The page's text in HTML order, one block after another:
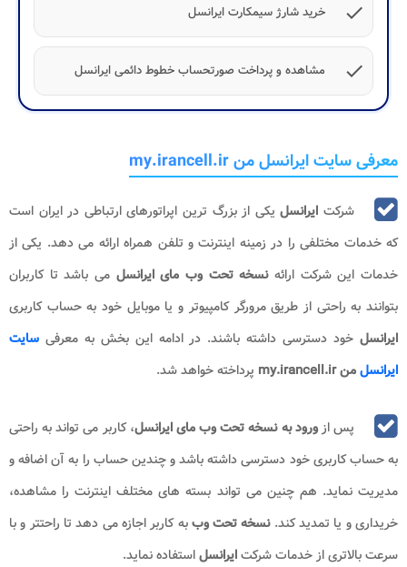
check خرید شارژ سیمکارت ایرانسل
check مشاهده و پرداخت صورتحساب خطوط دائمی ایرانسل
معرفی سایت ایرانسل من my.irancell.ir
شرکت ایرانسل یکی از بزرگ ترین اپراتورهای ارتباطی در ایران است
که خدمات مختلفی را در زمینه اینترنت و تلفن همراه ارائه می دهد. یکی از
خدمات این شرکت ارائهنسخه تحت وب مای ایرانسل می باشد تا کاربران
بتوانند به راحتی از طریق مرورگر کامپیوتر و یا موبایل خود به حساب کاربری
ایرانسل خود دسترسی داشته باشند. در ادامه این بخش به معرفی سایت
ایرانسلمن my.irancell.ir پرداخته خواهد شد.
پس ازورود به نسخه تحت وبمای ایرانسل، کاربر می تواند به راحتی
به حساب کاربری خود دسترسی داشته باشد و چندین حساب را به آن اضافه و
مدیریت نماید. هم چنین می تواند بسته های مختلف اینترنت را مشاهده،
خریداری و یا تمدید کند.نسخه تحت وببه کاربر اجازه می دهد تا راحتتر و با
سرعت بالاتری از خدمات شرکتایرانسلاستفاده نماید.